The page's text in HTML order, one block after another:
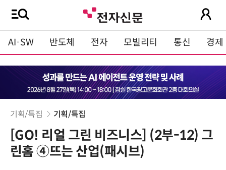
AI·SW 반도체 전자 모빌리티 통신 경제
기획/특집 기획/특집
[GO! 리얼 그린 비즈니스] (2부-12) 그
린홈 ④뜨는 산업(패시브)